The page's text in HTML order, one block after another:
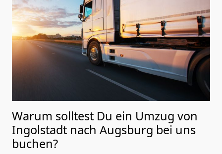
Warum solltest Du ein Umzug von
Ingolstadt nach Augsburg bei uns
buchen?